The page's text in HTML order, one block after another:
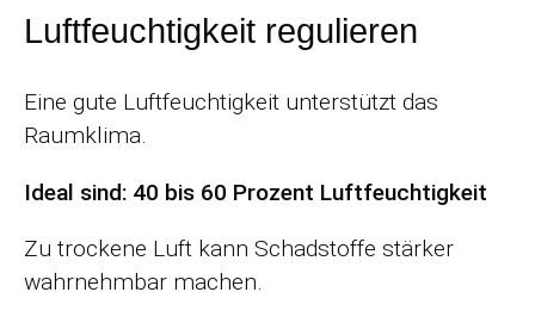
Luftfeuchtigkeit regulieren
Eine gute Luftfeuchtigkeit unterstützt das
Raumklima.
Ideal sind: 40 bis 60 Prozent Luftfeuchtigkeit
Zu trockene Luft kann Schadstoffe stärker
wahrnehmbar machen.